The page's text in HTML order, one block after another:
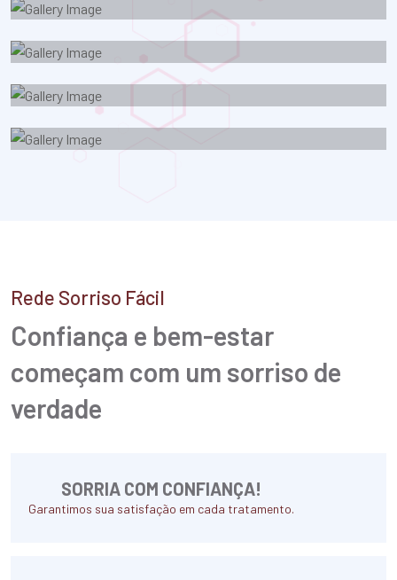
Rede Sorriso Fácil
Confiança e bem-estar
começam com um sorriso de
verdade
SORRIA COM CONFIANÇA!
Garantimos sua satisfação em cada tratamento.